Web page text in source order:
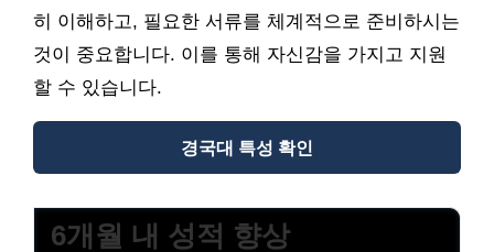
히 이해하고, 필요한 서류를 체계적으로 준비하시는
것이 중요합니다. 이를 통해 자신감을 가지고 지원
할 수 있습니다.
경국대 특성 확인
6개월 내 성적 향상